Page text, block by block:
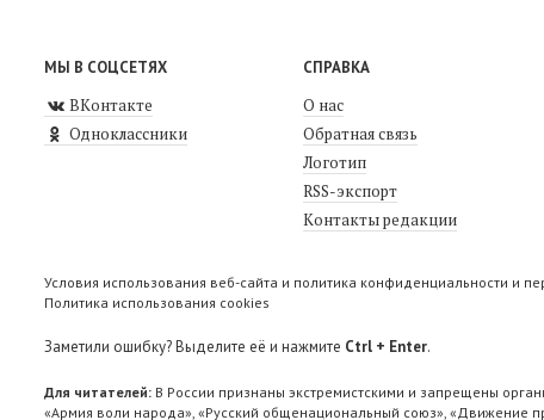
МЫ В СОЦСЕТЯХ
ВКонтакте
Одноклассники
СПРАВКА
О нас
Обратная связь
Логотип
RSS-экспорт
Контакты редакции
Условия использования веб-сайта и политика конфиденциальности и
Политика использования cookies
Заметили ошибку? Выделите её и нажмите Ctrl + Enter.
Для читателей: В России признаны экстремистскими и запрещены
«Армия воли народа», «Русский общенациональный союз», «Движение